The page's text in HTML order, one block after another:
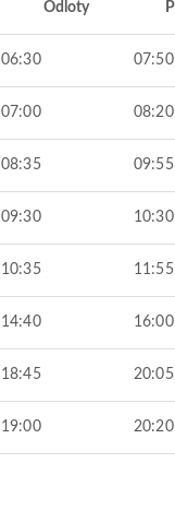
Odloty
06:30 07:50
07:00 08:20
08:35 09:55
09:30 10:30
10:35 11:55
14:40 16:00
18:45 20:05
19:00 20:20